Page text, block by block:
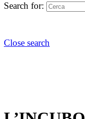
Search for:
Close search